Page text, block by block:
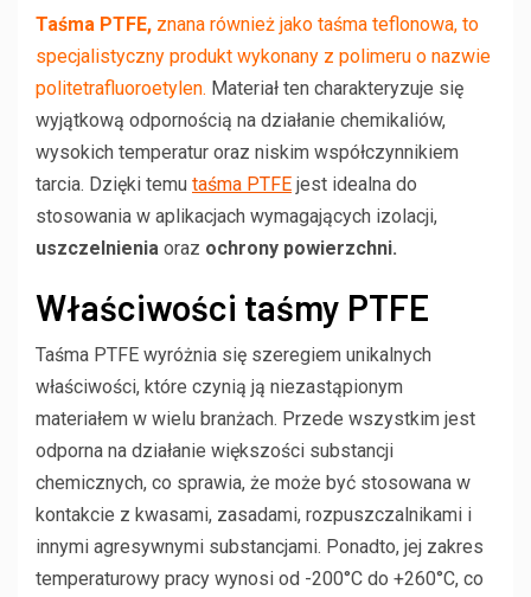
Taśma PTFE, znana również jako taśma teflonowa, to
specjalistyczny produkt wykonany z polimeru o nazwie
politetrafluoroetylen. Materiał ten charakteryzuje się
wyjątkową odpornością na działanie chemikaliów,
wysokich temperatur oraz niskim współczynnikiem
tarcia. Dzięki temu taśma PTFE jest idealna do
stosowania w aplikacjach wymagających izolacji,
uszczelnienia oraz ochrony powierzchni.
Właściwości taśmy PTFE
Taśma PTFE wyróżnia się szeregiem unikalnych
właściwości, które czynią ją niezastąpionym
materiałem w wielu branżach. Przede wszystkim jest
odporna na działanie większości substancji
chemicznych, co sprawia, że może być stosowana w
kontakcie z kwasami, zasadami, rozpuszczalnikami i
innymi agresywnymi substancjami. Ponadto, jej zakres
temperaturowy pracy wynosi od -200°C do +260°C, co